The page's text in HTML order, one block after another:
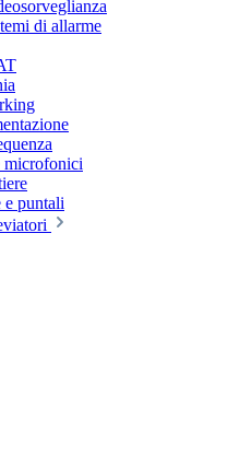
di allarme
puntali